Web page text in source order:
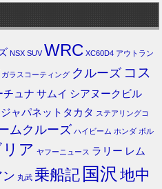
NSX SUV WRC XC60D4 アウトラン
ガラスコーティング クルーズ コス
チュナ サムイ シアヌークビル
ジャパネットタカタ ステアリングコ
ムクルーズ ハイビーム ホンダ ボル
ア ヤフーニュース ラリー レム
ン 丸武 乗船記 国沢 地中